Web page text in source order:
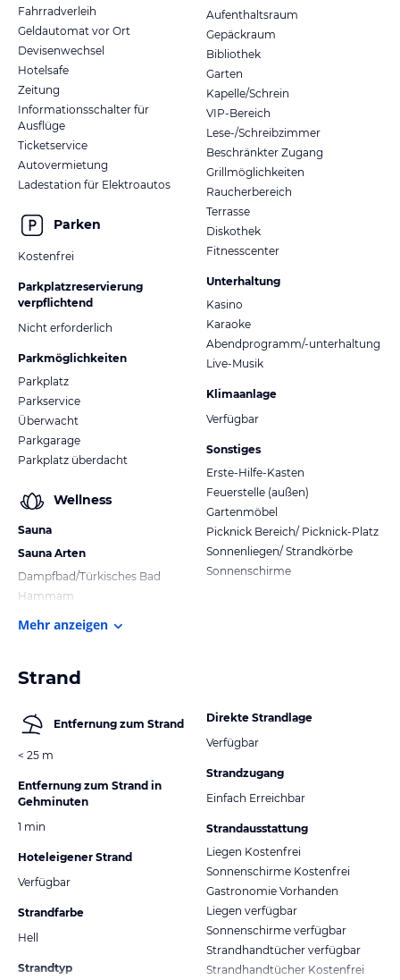
Fahrradverleih
Geldautomat vor Ort
Devisenwechsel
Hotelsafe
Zeitung
Informationsschalter für
Ausflüge
Ticketservice
Autovermietung
Ladestation für Elektroautos
Parken
Kostenfrei
Parkplatzreservierung
verpflichtend
Nicht erforderlich
Parkmöglichkeiten
Parkplatz
Parkservice
Überwacht
Parkgarage
Parkplatz überdacht
Wellness
Sauna
Sauna Arten
Dampfbad/Türkisches Bad
Hammam
Aufenthaltsraum
Gepäckraum
Bibliothek
Garten
Kapelle/Schrein
VIP-Bereich
Lese-/Schreibzimmer
Beschränkter Zugang
Grillmöglichkeiten
Raucherbereich
Terrasse
Diskothek
Fitnesscenter
Unterhaltung
Kasino
Karaoke
Abendprogramm/-unterhaltung
Live-Musik
Klimaanlage
Verfügbar
Sonstiges
Erste-Hilfe-Kasten
Feuerstelle (außen)
Gartenmöbel
Picknick Bereich/ Picknick-Platz
Sonnenliegen/ Strandkörbe
Sonnenschirme
Mehr anzeigen
Strand
Entfernung zum Strand
< 25 m
Entfernung zum Strand in
Gehminuten
1 min
Hoteleigener Strand
Verfügbar
Strandfarbe
Hell
Strandtyp
Direkte Strandlage
Verfügbar
Strandzugang
Einfach Erreichbar
Strandausstattung
Liegen Kostenfrei
Sonnenschirme Kostenfrei
Gastronomie Vorhanden
Liegen verfügbar
Sonnenschirme verfügbar
Strandhandtücher verfügbar
Strandhandtücher Kostenfrei